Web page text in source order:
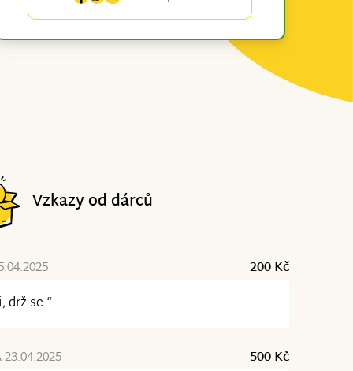
Vzkazy od dárců
200 Kč
drž se.“
500 Kč